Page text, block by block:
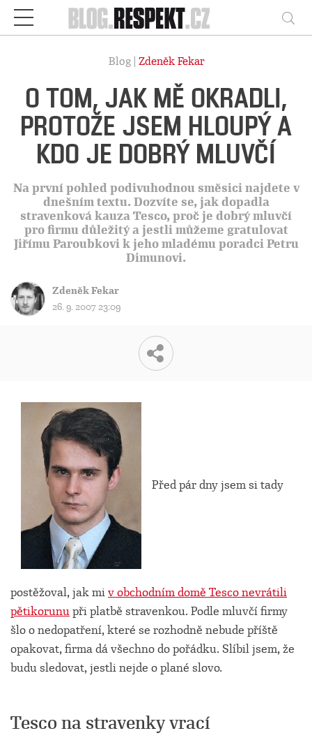
Respekt
Blog | Zdeněk Fekar
O TOM, JAK MĚ OKRADLI,
PROTOŽE JSEM HLOUPÝ A
KDO JE DOBRÝ MLUVČÍ
Na první pohled podivuhodnou směsici najdete v
dnešním textu. Dozvíte se, jak dopadla
stravenková kauza Tesco, proč je dobrý mluvčí
pro firmu důležitý a jestli můžeme gratulovat
Jiřímu Paroubkovi k jeho mladému poradci Petru
Dimunovi.
Zdeněk Fekar
26. 9. 2007 23:09
Před pár dny jsem si tady
postěžoval, jak miv obchodním domě Tesco nevrátili
pětikorunupři platbě stravenkou. Podle mluvčí firmy
šlo o nedopatření, které se rozhodně nebude příště
opakovat, firma dá všechno do pořádku. Slíbil jsem, že
budu sledovat, jestli nejde o plané slovo.
Tesco na stravenky vrací